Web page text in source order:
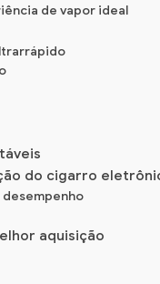
de vapor ideal
do cigarro
aquisição